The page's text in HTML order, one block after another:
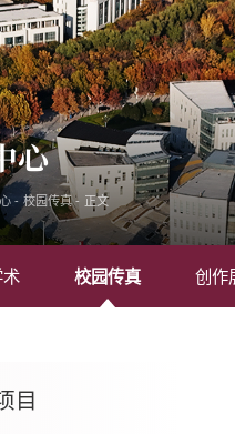
心
- 校园传真 - 正文
术 校园传真 创作
目